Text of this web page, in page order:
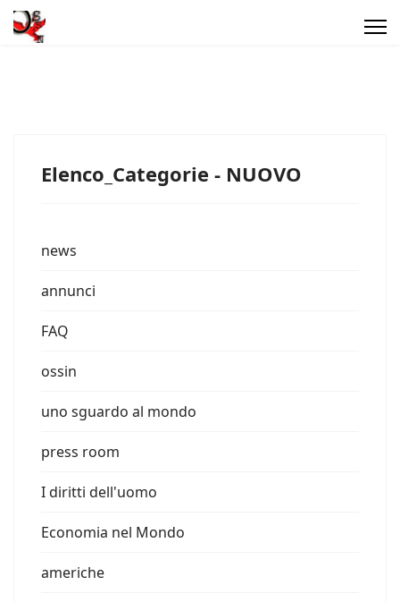
Elenco_Categorie - NUOVO
news
annunci
FAQ
ossin
uno sguardo al mondo
press room
I diritti dell'uomo
Economia nel Mondo
americhe